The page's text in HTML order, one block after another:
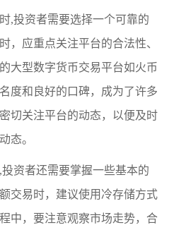
,投资者需要选择一个可靠的
，应重点关注平台的合法性、
大型数字货币交易平台如火币
度和良好的口碑，成为了许多
切关注平台的动态，以便及时
态。
资者还需要掌握一些基本的
交易时，建议使用冷存储方式
中，要注意观察市场走势，合